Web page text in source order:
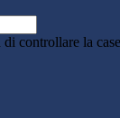
controllare la